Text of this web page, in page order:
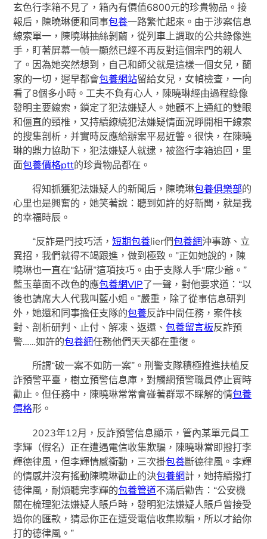
玄色行李箱不見了，箱內有價值6800元的珍貴物品。接
報后，陳曉琳便和同事包養一路繁忙起來。由于涉案信息
線索單一，陳曉琳抽絲剝繭，從列車上調取的公共錄像進
手，盯著屏幕一幀一顯然已經不再反對這個宗門的親人
了。因為她突然想到，自己和師父就是這樣一個女兒，蘭
家的一切，遲早都會包養網站留給女兒，女幀檢查，一向
看了8個多小時。工夫不負有心人，陳曉琳經由過程錄像
發明主要線索，鎖定了犯法嫌疑人。她顧不上通紅的雙眼
和僵直的頸椎，又持續繚繞犯法嫌疑情面況睜開相干線索
的搜集剖析，并實時反應給辦案平易近警。很快，在陳曉
琳的鼎力協助下，犯法嫌疑人就逮，被盜行李箱追回，里
面包養價格ptt的珍貴物品都在。
得知抓獲犯法嫌疑人的新聞后，陳曉琳包養俱樂部的
心里也是興奮的，她笑著說：聽到如許的好新聞，就是我
的幸福時辰。
“反詐是門技巧活，短期包養lier們包養網沖事跡、立
異招，我們就得不竭跟進，做到極致。”正如她說的，陳
曉琳也一直在“鉆研”這項技巧。由于支隊人手“席少爺。”
藍玉華面不改色的應包養網VIP了一聲，對他要求道：“以
後也請席大人代我叫藍小姐。”嚴重，除了從事信息研判
外，她還和同事擔任支隊的包養反詐中間任務，案件核
對、剖析研判、止付、解凍、返還、包養留言板反詐預
警……如許的包養網任務他們天天都在重復。
所謂“破一案不如防一案”。刑警支隊積極推進扶植反
詐預警平臺，樹立預警信息庫，對觸網預警職員停止實時
勸止。但任務中，陳曉琳常常會碰著群眾不睬解的情包養
價格形。
2023年12月，反詐預警信息顯示，管內某單元員工
李輝（假名）正在遭遇電信收集欺騙，陳曉琳當即撥打李
輝德律風，但李輝情感衝動，三次掛包養斷德律風。李輝
的情感并沒有搖動陳曉琳勸止的決包養網計，她持續撥打
德律風，耐煩聽完李輝的包養管道不滿后勸告：“公安機
關在梳理犯法嫌疑人賬戶時，發明犯法嫌疑人賬戶曾接受
過你的匯款，猜忌你正在遭受電信收集欺騙，所以才給你
打的德律風。”